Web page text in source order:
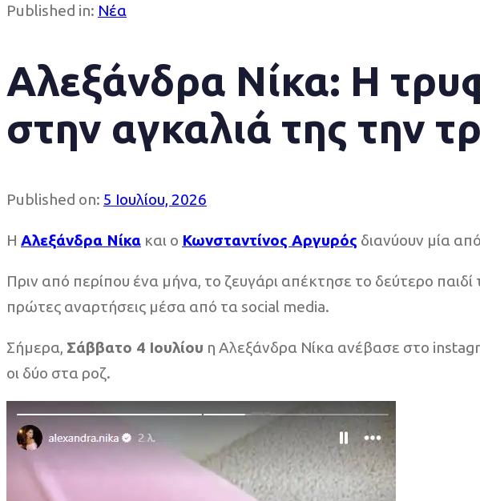
Published in: Νέα
Αλεξάνδρα Νίκα: Η
στην αγκαλιά της την
Published on: 5 Ιουλίου, 2026
Η Αλεξάνδρα Νίκα και ο Κωνσταντίνος Αργυρός διανύουν μία
Πριν από περίπου ένα μήνα, το ζευγάρι απέκτησε το δεύτερο
πρώτες αναρτήσεις μέσα από τα social media.
Σήμερα, Σάββατο 4 Ιουλίου η Αλεξάνδρα Νίκα ανέβασε στο
οι δύο στα ροζ.